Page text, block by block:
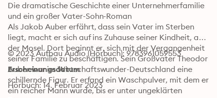
Die dramatische Geschichte einer Unternehmerfamilie
und ein großer Vater-Sohn-Roman
Als Jakob Auber erfährt, dass sein Vater im Sterben
liegt, macht er sich auf ins Zuhause seiner Kindheit, an
der Mosel. Dort beginnt er, sich mit der Vergangenheit
seiner Familie zu beschäftigen. Sein Großvater Theodor
Auber war im Wirtschaftswunder-Deutschland eine
schillernde Figur. Er erfand ein Waschpulver, mit dem er
ein reicher Mann wurde, bis er unter ungeklärten
© 2023 Aufbau Audio (Hörbuch): 9783961059553
Erscheinungsdatum
Hörbuch: 14. Februar 2023